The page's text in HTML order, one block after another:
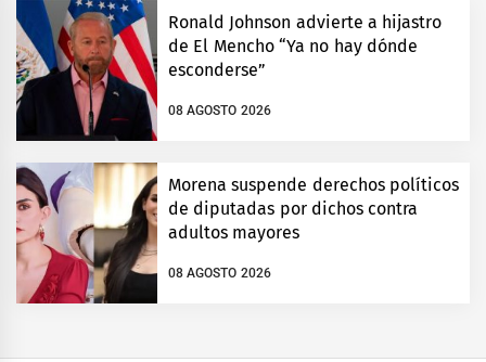
Ronald Johnson advierte a hijastro
de El Mencho “Ya no hay dónde
esconderse”
08 AGOSTO 2026
Morena suspende derechos políticos
de diputadas por dichos contra
adultos mayores
08 AGOSTO 2026